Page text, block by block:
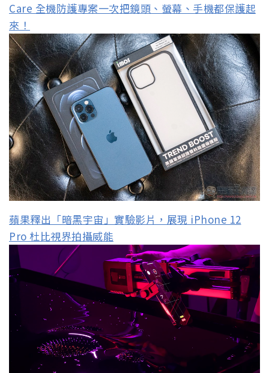
Care 全機防護專案一次把鏡頭、螢幕、手機都保護起
來！
蘋果釋出「暗黑宇宙」實驗影片，展現 iPhone 12
Pro 杜比視界拍攝威能